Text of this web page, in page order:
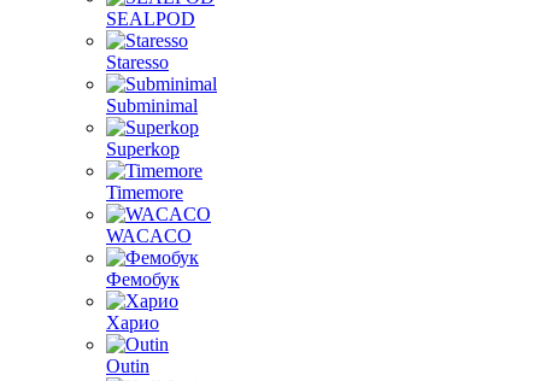
SEALPOD
Staresso
Subminimal
Superkop
Timemore
WACACO
Фемобук
Харио
Outin